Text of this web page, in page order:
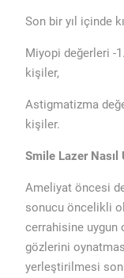
Son bir yıl içinde
Miyopi değerleri -
kişiler,
Astigmatizma
kişiler.
Smile Lazer Nasıl
Ameliyat öncesi
sonucu öncelikli
cerrahisine uygun
gözlerini
yerleştirilmesi